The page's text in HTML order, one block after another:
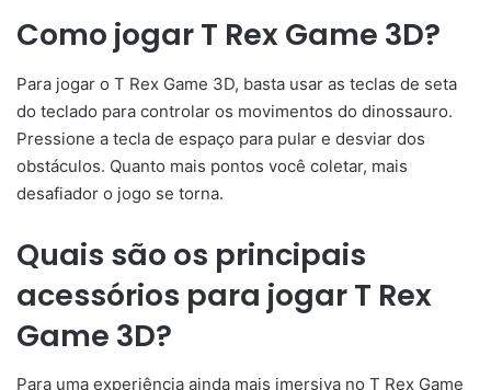
Como jogar T Rex Game 3D?
Para jogar o T Rex Game 3D, basta usar as teclas de seta
do teclado para controlar os movimentos do dinossauro.
Pressione a tecla de espaço para pular e desviar dos
obstáculos. Quanto mais pontos você coletar, mais
desafiador o jogo se torna.
Quais são os principais
acessórios para jogar T Rex
Game 3D?
Para uma experiência ainda mais imersiva no T Rex Game